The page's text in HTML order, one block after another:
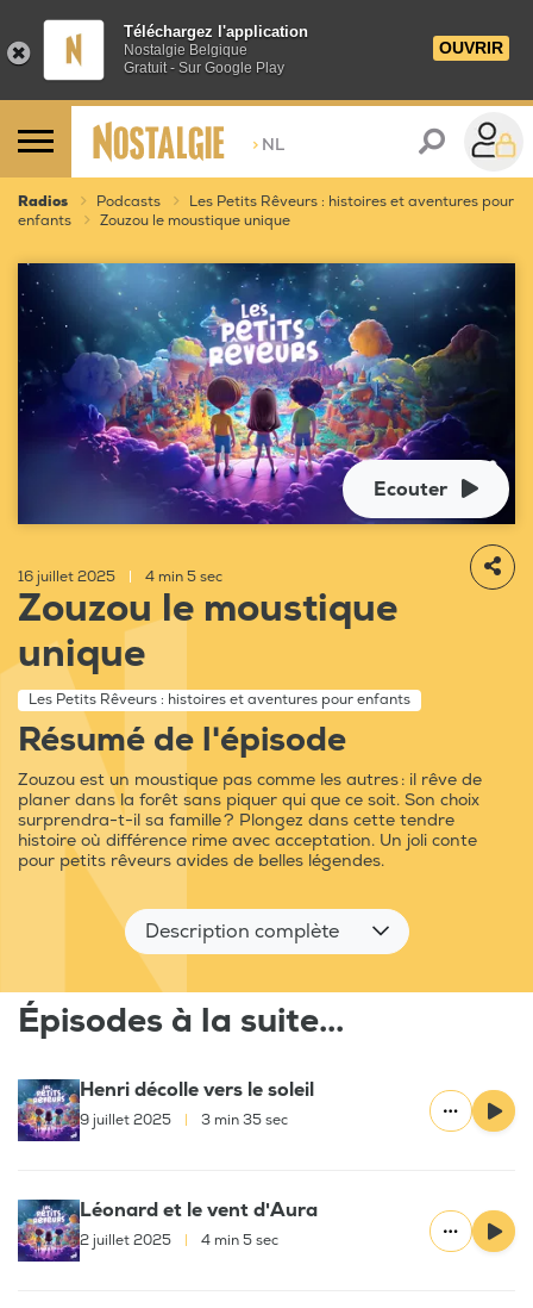
Téléchargez l'application
Nostalgie Belgique
Gratuit - Sur Google Play
OUVRIR
> NL
Radios Podcasts
Les Petits Rêveurs : histoires et aventures pour
enfants
Zouzou le moustique unique
Ecouter
16 juillet 2025 4 min 5 sec
Zouzou le moustique
unique
Les Petits Rêveurs : histoires et aventures pour enfants
Résumé de l'épisode
Zouzou est un moustique pas comme les autres : il rêve de
planer dans la forêt sans piquer qui que ce soit. Son choix
surprendra-t-il sa famille ? Plongez dans cette tendre
histoire où différence rime avec acceptation. Un joli conte
pour petits rêveurs avides de belles légendes.
Description complète
Épisodes à la suite...
Henri décolle vers le soleil
9 juillet 2025 3 min 35 sec
Léonard et le vent d'Aura
2 juillet 2025 4 min 5 sec